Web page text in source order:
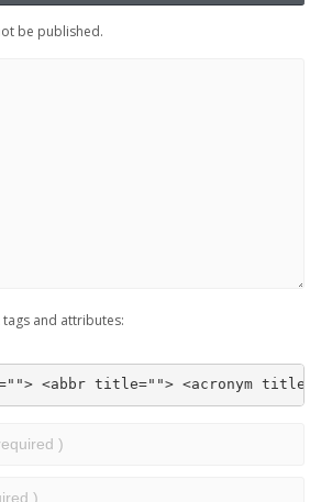
be published.
tags and attributes:
<abbr title=""> <acronym